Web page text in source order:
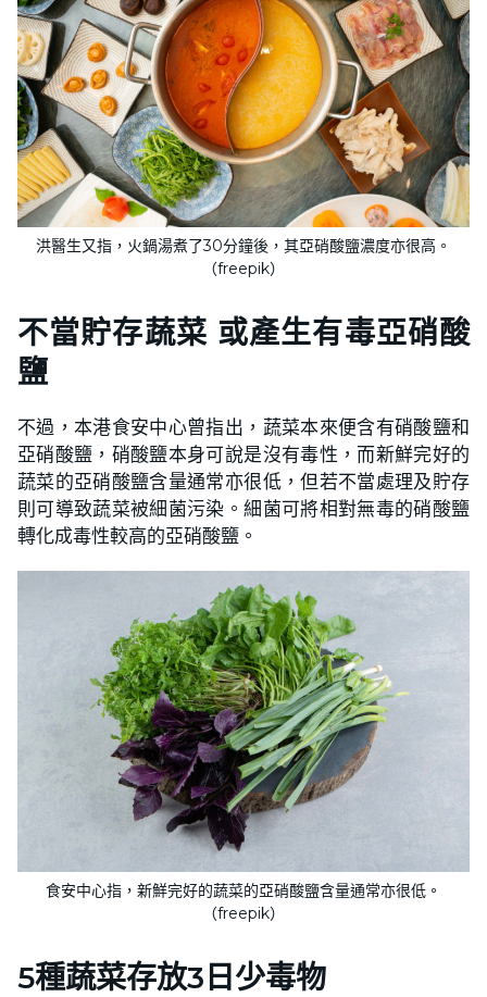
洪醫生又指，火鍋湯煮了30分鐘後，其亞硝酸鹽濃度亦很高。
（freepik）
不當貯存蔬菜 或產生有毒亞硝酸
鹽
不過，本港食安中心曾指出，蔬菜本來便含有硝酸鹽和
亞硝酸鹽，硝酸鹽本身可說是沒有毒性，而新鮮完好的
蔬菜的亞硝酸鹽含量通常亦很低，但若不當處理及貯存
則可導致蔬菜被細菌污染。細菌可將相對無毒的硝酸鹽
轉化成毒性較高的亞硝酸鹽。
食安中心指，新鮮完好的蔬菜的亞硝酸鹽含量通常亦很低。
（freepik）
5種蔬菜存放3日少毒物